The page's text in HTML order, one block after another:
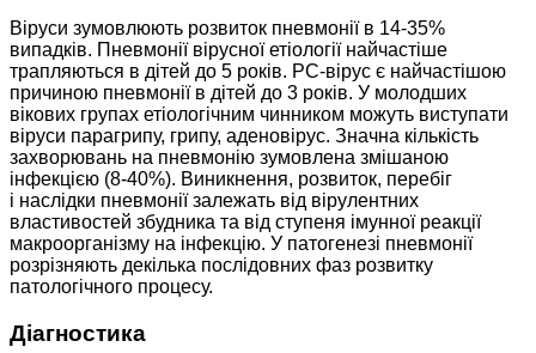
Віруси зумовлюють розвиток пнев­монії в 14-35%
випадків. Пневмонії вірусної етіології найчастіше
трапляються в дітей до 5 років. РС-вірус є найчастішою
причиною пневмонії в дітей до 3 років. У молодших
вікових групах ­етіологічним ­чинником можуть виступати
віруси парагрипу, грипу, аденовірус. Значна кількість
захворювань на пневмонію зумовлена змішаною
інфекцією (8-40%). Виникнення, розвиток, перебіг
і наслідки пневмонії залежать від вірулентних
властивостей збудника та від ступеня імунної реакції
макроорганізму на інфекцію. У патогенезі пневмонії
розрізняють декілька послідовних фаз розвитку
патологічного процесу.
Діагностика